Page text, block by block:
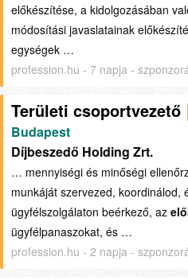
előkészítése, a kidolgozásában
módosítási javaslatainak
egységek …
profession.hu - 7 napja -
Területi csoportvezető
Budapest
Díjbeszedő Holding Zrt.
… mennyiségi és minőségi
munkáját szervezed,
ügyfélszolgálaton beérkező, az
ügyfélpanaszokat, és …
profession.hu - 2 napja -